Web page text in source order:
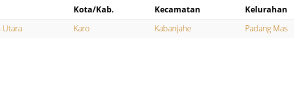
Kota/Kab. Kecamatan
Kelurahan
Utara
Karo Kabanjahe Padang Mas